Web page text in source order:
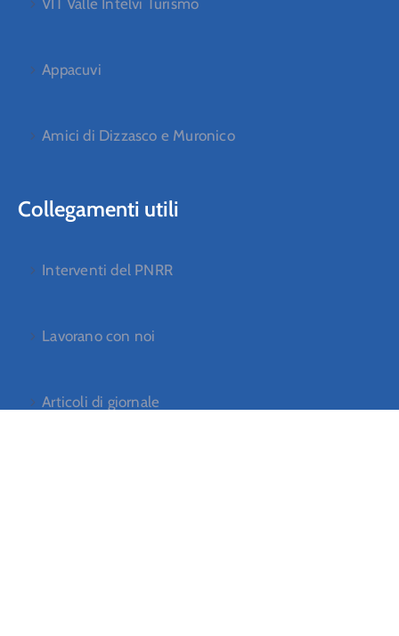
Appacuvi
Amici di Dizzasco e Muronico
Collegamenti utili
Interventi del PNRR
Lavorano con noi
Articoli di giornale